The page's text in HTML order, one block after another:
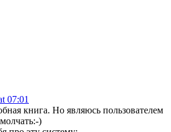
07:01
книга. Но являюсь пользователем
)